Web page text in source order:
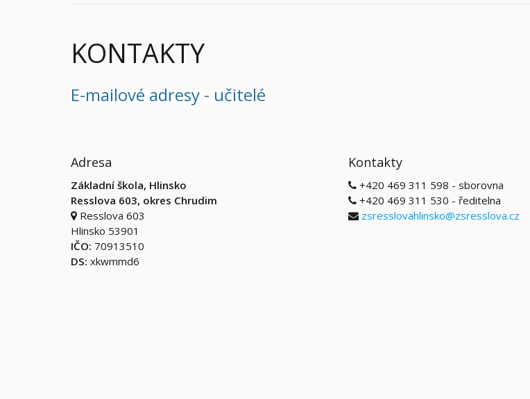
KONTAKTY
E-mailové adresy - učitelé
Adresa
Základní škola, Hlinsko
Resslova 603, okres Chrudim
Resslova 603
Hlinsko 53901
IČO: 70913510
DS: xkwmmd6
Kontakty
+420 469 311 598 - sborovna
+420 469 311 530 - ředitelna
zsresslovahlinsko@zsresslova.cz